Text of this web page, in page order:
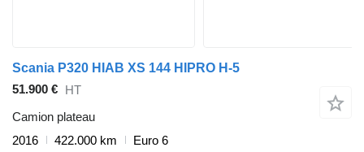
Scania P320 HIAB XS 144 HIPRO H-5
51.900 € HT
Camion plateau
2016
422.000 km
Euro 6